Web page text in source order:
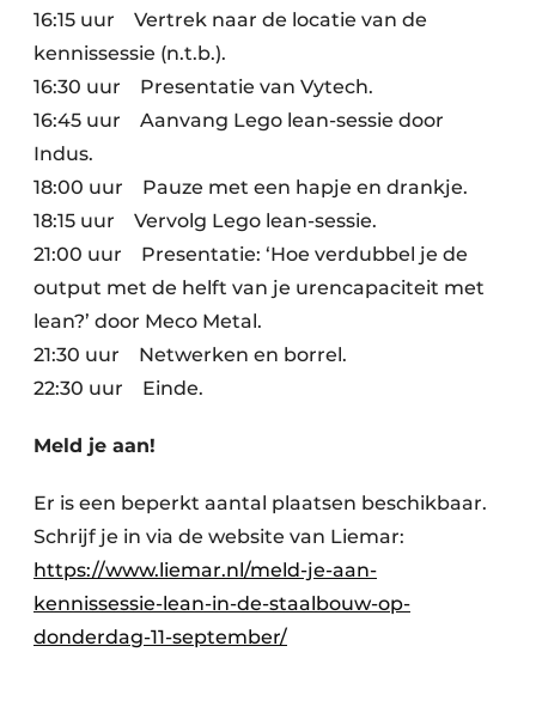
16:15 uur Vertrek naar de locatie van de
kennissessie (n.t.b.).
16:30 uur Presentatie van Vytech.
16:45 uur Aanvang Lego lean-sessie door
Indus.
18:00 uur Pauze met een hapje en drankje.
18:15 uur Vervolg Lego lean-sessie.
21:00 uur Presentatie: ‘Hoe verdubbel je de
output met de helft van je urencapaciteit met
lean?’ door Meco Metal.
21:30 uur Netwerken en borrel.
22:30 uur Einde.
Meld je aan!
Er is een beperkt aantal plaatsen beschikbaar.
Schrijf je in via de website van Liemar:
https://www.liemar.nl/meld-je-aan-
kennissessie-lean-in-de-staalbouw-op-
donderdag-11-september/